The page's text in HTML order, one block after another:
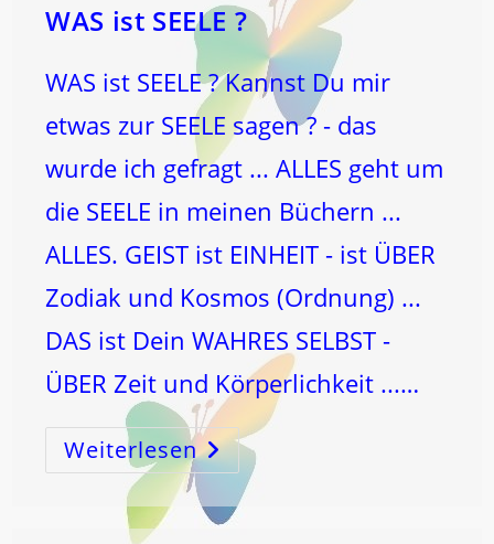
WAS ist SEELE ?
WAS ist SEELE ? Kannst Du mir
etwas zur SEELE sagen ? - das
wurde ich gefragt ... ALLES geht um
die SEELE in meinen Büchern ...
ALLES. GEIST ist EINHEIT - ist ÜBER
Zodiak und Kosmos (Ordnung) ...
DAS ist Dein WAHRES SELBST -
ÜBER Zeit und Körperlichkeit ...…
Weiterlesen WAS
Ist
SEELE
?